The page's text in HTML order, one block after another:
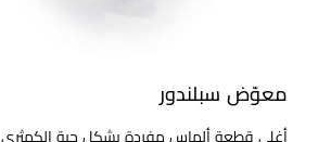
معوّض سبلندور
أغلى قطعة ألماس مفردة بشكل حبة الكمثرى